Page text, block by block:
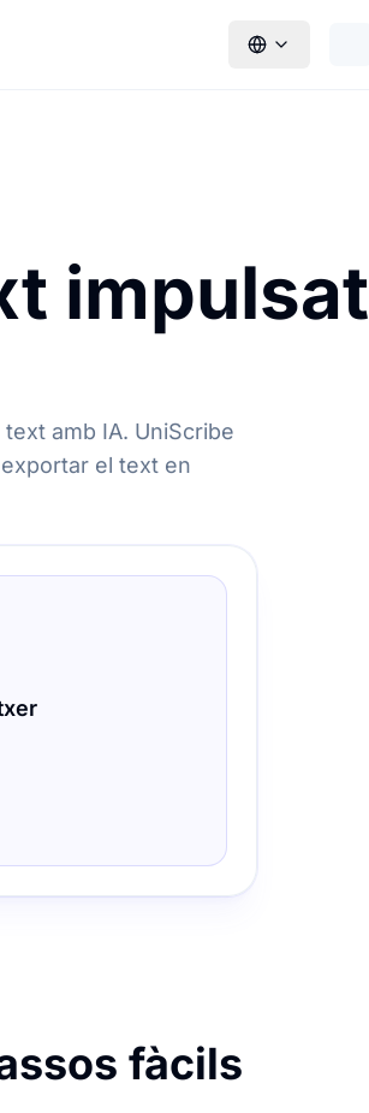
impulsat
amb IA. UniScribe
el text en
fàcils